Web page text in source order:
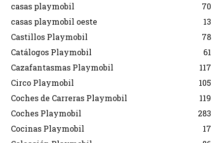
casas playmobil
70
casas playmobil oeste
13
Castillos Playmobil
78
Catálogos Playmobil
61
Cazafantasmas Playmobil
117
Circo Playmobil
105
Coches de Carreras Playmobil
119
Coches Playmobil
283
Cocinas Playmobil
17